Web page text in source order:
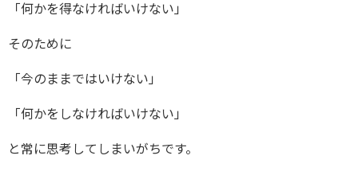
「何かを得なければいけない」
そのために
「今のままではいけない」
「何かをしなければいけない」
と常に思考してしまいがちです。